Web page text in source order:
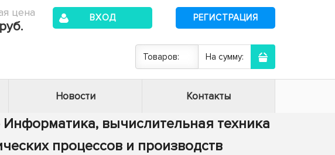
цена ВХОД РЕГИСТРАЦИЯ
Товаров: На сумму:
Новости Контакты
Информатика, вычислительная техника
процессов и производств